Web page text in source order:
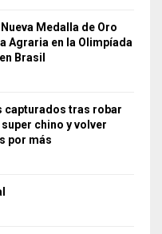
Medalla de Oro
Agraria en la Olimpíada
Brasil
capturados tras robar
super chino y volver
por más